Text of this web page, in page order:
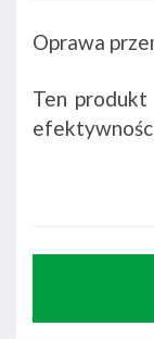
Oprawa
Ten produkt